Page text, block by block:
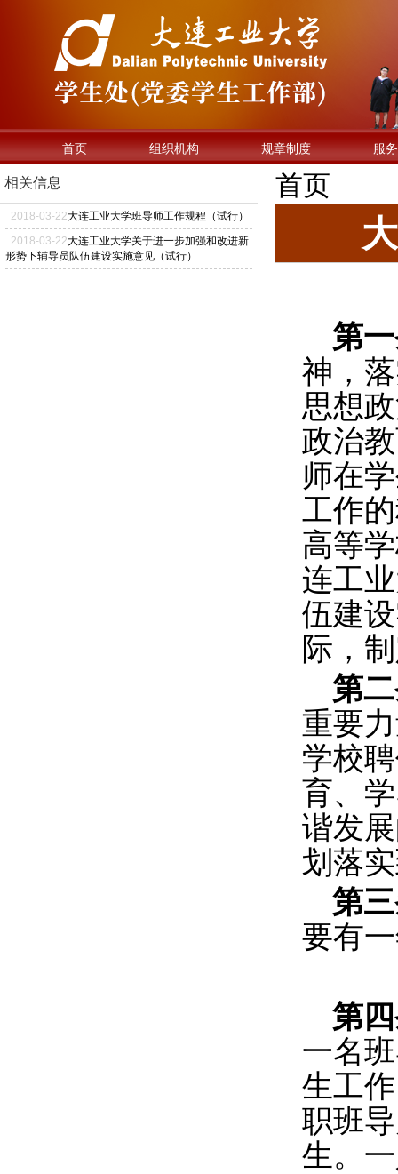
首页 组织机构 规章制度 服
相关信息
2018-03-22大连工业大学班导师工作规程（试行）
2018-03-22大连工业大学关于进一步加强和改进新
形势下辅导员队伍建设实施意见（试行）
首页
第
神，
思想
政治
师在
工作
高等
连工
伍建
际，
第
重要
学校
育、
谐发
划落
第
要有
第
一名
生工
职班
生。